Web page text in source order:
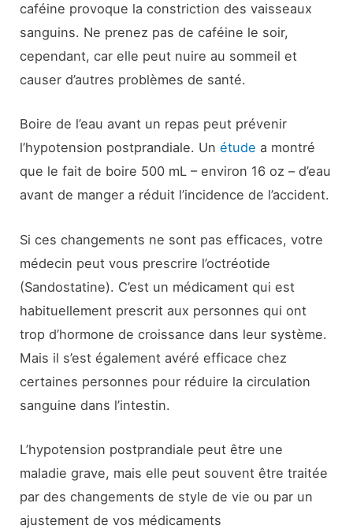
caféine provoque la constriction des vaisseaux
sanguins. Ne prenez pas de caféine le soir,
cependant, car elle peut nuire au sommeil et
causer d’autres problèmes de santé.
Boire de l’eau avant un repas peut prévenir
l’hypotension postprandiale. Unétude a montré
que le fait de boire 500 mL – environ 16 oz – d’eau
avant de manger a réduit l’incidence de l’accident.
Si ces changements ne sont pas efficaces, votre
médecin peut vous prescrire l’octréotide
(Sandostatine). C’est un médicament qui est
habituellement prescrit aux personnes qui ont
trop d’hormone de croissance dans leur système.
Mais il s’est également avéré efficace chez
certaines personnes pour réduire la circulation
sanguine dans l’intestin.
L’hypotension postprandiale peut être une
maladie grave, mais elle peut souvent être traitée
par des changements de style de vie ou par un
ajustement de vos médicaments